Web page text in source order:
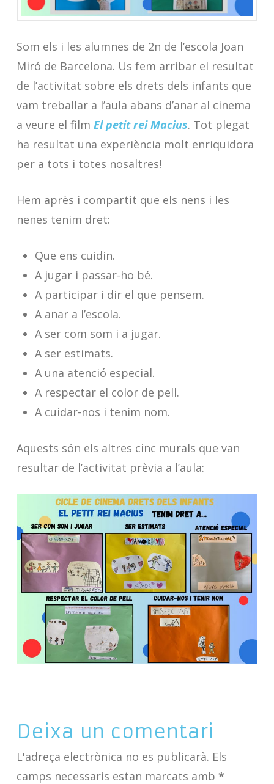
Som els i les alumnes de 2n de l’escola Joan
Miró de Barcelona. Us fem arribar el resultat
de l’activitat sobre els drets dels infants que
vam treballar a l’aula abans d’anar al cinema
a veure el film El petit rei Macius. Tot plegat
ha resultat una experiència molt enriquidora
per a tots i totes nosaltres!
Hem après i compartit que els nens i les
nenes tenim dret:
Que ens cuidin.
A jugar i passar-ho bé.
A participar i dir el que pensem.
A anar a l’escola.
A ser com som i a jugar.
A ser estimats.
A una atenció especial.
A respectar el color de pell.
A cuidar-nos i tenim nom.
Aquests són els altres cinc murals que van
resultar de l’activitat prèvia a l’aula:
Deixa un comentari
L'adreça electrònica no es publicarà. Els
camps necessaris estan marcats amb *